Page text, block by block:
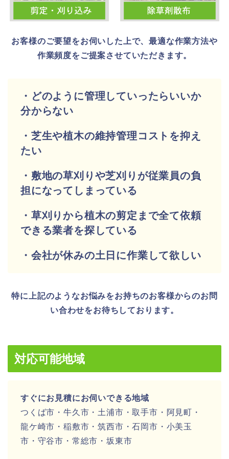
お客様のご要望をお伺いした上で、最適な作業方法や
作業頻度をご提案させていただきます。
・どのように管理していったらいいか
分からない
・芝生や植木の維持管理コストを抑え
たい
・敷地の草刈りや芝刈りが従業員の負
担になってしまっている
・草刈りから植木の剪定まで全て依頼
できる業者を探している
・会社が休みの土日に作業して欲しい
特に上記のようなお悩みをお持ちのお客様からのお問
い合わせをお待ちしております。
対応可能地域
すぐにお見積にお伺いできる地域
つくば市・牛久市・土浦市・取手市・阿見町・
龍ケ崎市・稲敷市・筑西市・石岡市・小美玉
市・守谷市・常総市・坂東市